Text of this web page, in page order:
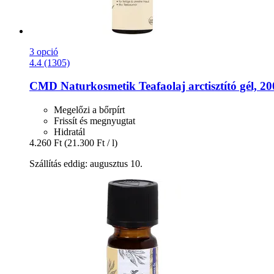
3 opció
4.4 (1305)
CMD Naturkosmetik Teafaolaj arctisztító gél,
Megelőzi a bőrpírt
Frissít és megnyugtat
Hidratál
4.260 Ft (21.300 Ft / l)
Szállítás eddig: augusztus 10.